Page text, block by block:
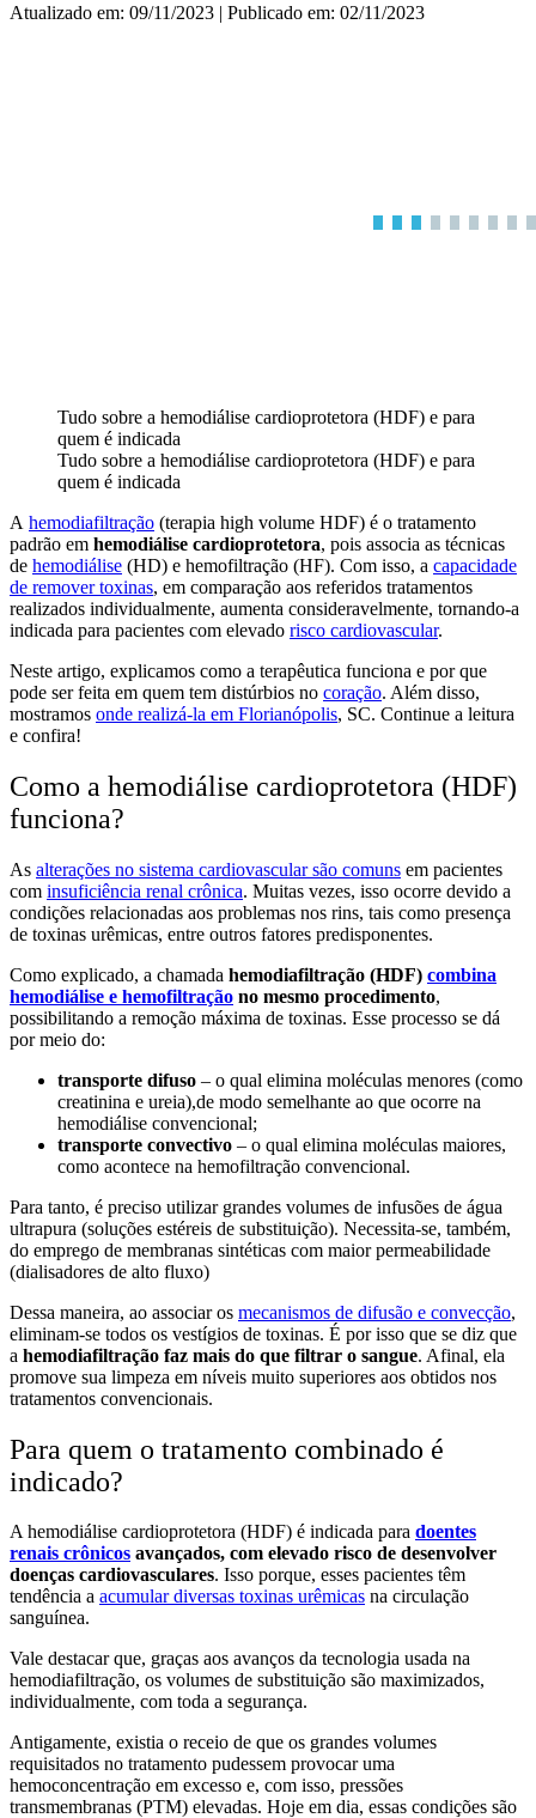
Atualizado em: 09/11/2023 | Publicado em: 02/11/2023
Tudo sobre a hemodiálise cardioprotetora (HDF) e para
quem é indicada
Tudo sobre a hemodiálise cardioprotetora (HDF) e para
quem é indicada
A hemodiafiltração (terapia high volume HDF) é o tratamento
padrão em hemodiálise cardioprotetora, pois associa as técnicas
de hemodiálise (HD) e hemofiltração (HF). Com isso, a capacidade
de remover toxinas, em comparação aos referidos tratamentos
realizados individualmente, aumenta consideravelmente, tornando-a
indicada para pacientes com elevado risco cardiovascular.
Neste artigo, explicamos como a terapêutica funciona e por que
pode ser feita em quem tem distúrbios no coração. Além disso,
mostramos onde realizá-la em Florianópolis, SC. Continue a leitura
e confira!
Como a hemodiálise cardioprotetora (HDF)
funciona?
As alterações no sistema cardiovascular são comuns em pacientes
com insuficiência renal crônica. Muitas vezes, isso ocorre devido a
condições relacionadas aos problemas nos rins, tais como presença
de toxinas urêmicas, entre outros fatores predisponentes.
Como explicado, a chamada hemodiafiltração (HDF) combina
hemodiálise e hemofiltração no mesmo procedimento,
possibilitando a remoção máxima de toxinas. Esse processo se dá
por meio do:
transporte difuso – o qual elimina moléculas menores (como
creatinina e ureia),de modo semelhante ao que ocorre na
hemodiálise convencional;
transporte convectivo – o qual elimina moléculas maiores,
como acontece na hemofiltração convencional.
Para tanto, é preciso utilizar grandes volumes de infusões de água
ultrapura (soluções estéreis de substituição). Necessita-se, também,
do emprego de membranas sintéticas com maior permeabilidade
(dialisadores de alto fluxo)
Dessa maneira, ao associar os mecanismos de difusão e convecção,
eliminam-se todos os vestígios de toxinas. É por isso que se diz que
a hemodiafiltração faz mais do que filtrar o sangue. Afinal, ela
promove sua limpeza em níveis muito superiores aos obtidos nos
tratamentos convencionais.
Para quem o tratamento combinado é
indicado?
A hemodiálise cardioprotetora (HDF) é indicada para doentes
renais crônicos avançados, com elevado risco de desenvolver
doenças cardiovasculares. Isso porque, esses pacientes têm
tendência a acumular diversas toxinas urêmicas na circulação
sanguínea.
Vale destacar que, graças aos avanços da tecnologia usada na
hemodiafiltração, os volumes de substituição são maximizados,
individualmente, com toda a segurança.
Antigamente, existia o receio de que os grandes volumes
requisitados no tratamento pudessem provocar uma
hemoconcentração em excesso e, com isso, pressões
transmembranas (PTM) elevadas. Hoje em dia, essas condições são